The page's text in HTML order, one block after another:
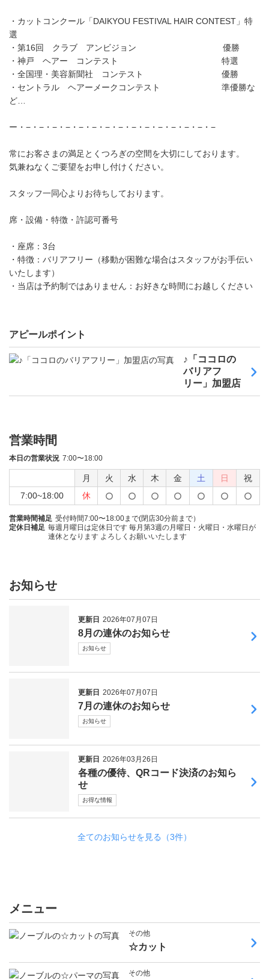
・カットコンクール「DAIKYOU FESTIVAL HAIR CONTEST」特
選
・第16回 クラブ アンビジョン 優勝
・神戸 ヘアー コンテスト 特選
・全国理・美容新聞社 コンテスト 優勝
・セントラル ヘアーメークコンテスト 準優勝な
ど…
ー・−・−・−・−・−・−・−・−・−・−・−・−・−・−・−
常にお客さまの満足とくつろぎの空間を大切にしております。
気兼ねなくご要望をお申し付けください。
スタッフ一同心よりお待ちしております。
席・設備・特徴・許認可番号
・座席：3台
・特徴：バリアフリー（移動が困難な場合はスタッフがお手伝い
いたします）
・当店は予約制ではありません：お好きな時間にお越しください
アピールポイント
♪「ココロの
バリアフ
リー」加盟店
営業時間
本日の営業状況 7:00〜18:00
月 火 水 木 金 土 日
祝
7:00~18:00
休
営業時間補足 受付時間7:00〜18:00まで(閉店30分前まで）
定休日補足 毎週月曜日は定休日です 毎月第3週の月曜日・火曜日・水曜日が
連休となります よろしくお願いいたします
お知らせ
更新日 2026年07月07日
8月の連休のお知らせ
お知らせ
更新日 2026年07月07日
7月の連休のお知らせ
お知らせ
更新日 2026年03月26日
各種の優待、QRコード決済のお知ら
せ
お得な情報
全てのお知らせを見る（3件）
メニュー
その他
☆カット
その他